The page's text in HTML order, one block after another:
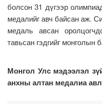
болсон 31 дүгээр
медалийг авч байсан аж.
медаль авсан
тавьсан гэдгийг монголын
Монгол Улс мэдээлэл
анхны алтан медалиа